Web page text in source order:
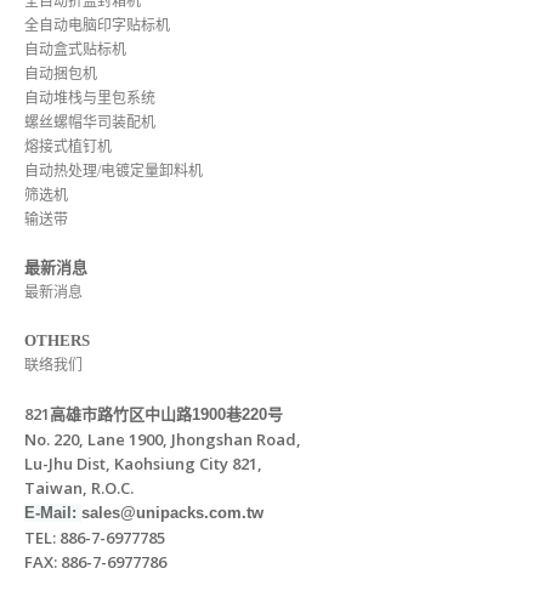
全自动电脑印字贴标机
自动盒式贴标机
自动捆包机
自动堆栈与里包系统
螺丝螺帽华司装配机
熔接式植钉机
自动热处理/电镀定量卸料机
筛选机
输送带
最新消息
最新消息
OTHERS
联络我们
821高雄市路竹区中山路1900巷220号
No. 220, Lane 1900, Jhongshan Road,
Lu-Jhu Dist, Kaohsiung City 821,
Taiwan, R.O.C.
E-Mail: sales@unipacks.com.tw
TEL: 886-7-6977785
FAX: 886-7-6977786